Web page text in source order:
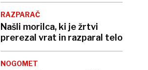
RAZPARAČ
Našli morilca, ki je žrtvi
prerezal vrat in razparal telo
NOGOMET